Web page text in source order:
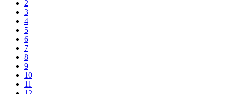
2
3
4
5
6
7
8
9
10
11